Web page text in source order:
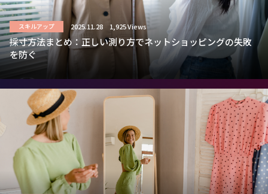
スキルアップ 2025.11.28 1,925 Views
採寸方法まとめ：正しい測り方でネットショッピングの失敗
を防ぐ